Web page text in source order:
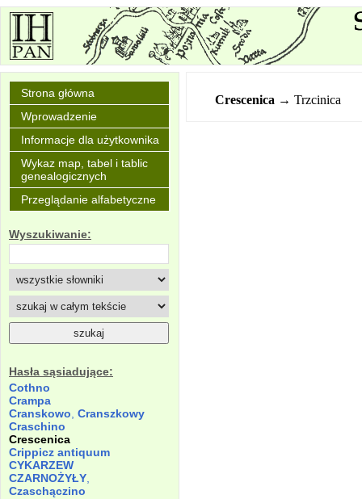
Strona główna
Wprowadzenie
Informacje dla użytkownika
Wykaz map, tabel i tablic
genealogicznych
Przeglądanie alfabetyczne
Wyszukiwanie:
Hasła sąsiadujące:
Cothno
Crampa
Cranskowo Cranszkowy
Craschino
Crescenica
Crippicz antiquum
CYKARZEW
CZARNOŻYŁY
Czaschączino
Crescenica → Trzcinica